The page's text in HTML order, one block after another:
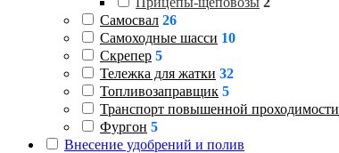
Самосвал 26
Самоходные шасси 10
Скрепер 5
Тележка для жатки 32
Топливозаправщик 5
Транспорт повышенной проходимости
Фургон 5
Внесение удобрений и полив